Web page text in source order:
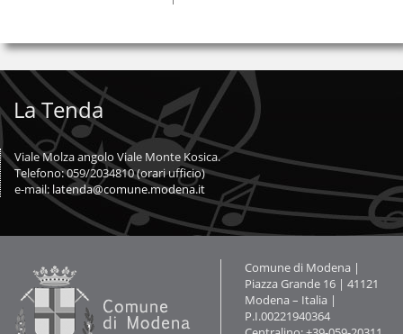
La Tenda
Viale Molza angolo Viale Monte Kosica.
Telefono: 059/2034810 (orari ufficio)
e-mail: latenda@comune.modena.it
Contatti
Comune di Modena |
Piazza Grande 16 | 41121
Modena – Italia |
P.I.00221940364